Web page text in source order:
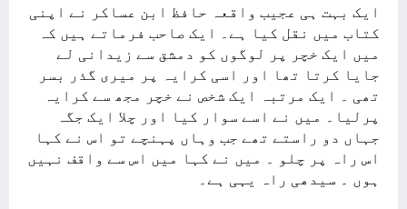
ایک بہت ہی عجیب واقعہ حافظ ابن عساکر نے اپنی
کتاب میں نقل کیا ہے۔ ایک صاحب فرماتے ہیں کہ
میں ایک خچر پر لوگوں کو دمشق سے زیدانی لے
جایا کرتا تھا اور اسی کرایہ پر میری گذر بسر
تھی ۔ ایک مرتبہ ایک شخص نے خچر مجھ سے کرایہ
پرلیا۔ میں نے اسے سوار کیا اور چلا ایک جگہ
جہاں دو راستے تھے جب وہاں پہنچے تو اس نے کہا
اس راہ پر چلو ۔ میں نے کہا میں اس سے واقف نہیں
ہوں ۔ سیدھی راہ یہی ہے۔